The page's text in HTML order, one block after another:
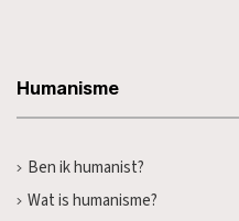
Humanisme
Ben ik humanist?
Wat is humanisme?